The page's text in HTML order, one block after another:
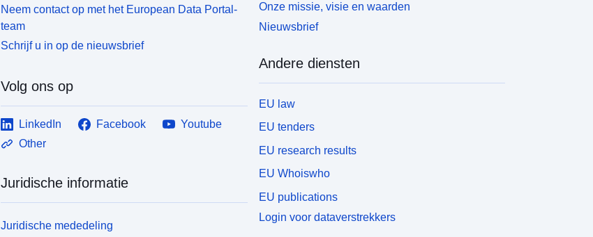
Neem contact op met het European Data Portal-
team
Schrijf u in op de nieuwsbrief
Volg ons op
LinkedIn Facebook
Youtube
Other
Juridische informatie
Juridische mededeling
Onze missie, visie en waarden
Nieuwsbrief
Andere diensten
EU law
EU tenders
EU research results
EU Whoiswho
EU publications
Login voor dataverstrekkers